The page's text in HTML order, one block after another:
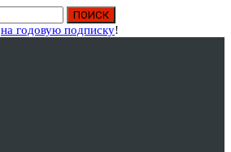
на годовую подписку!